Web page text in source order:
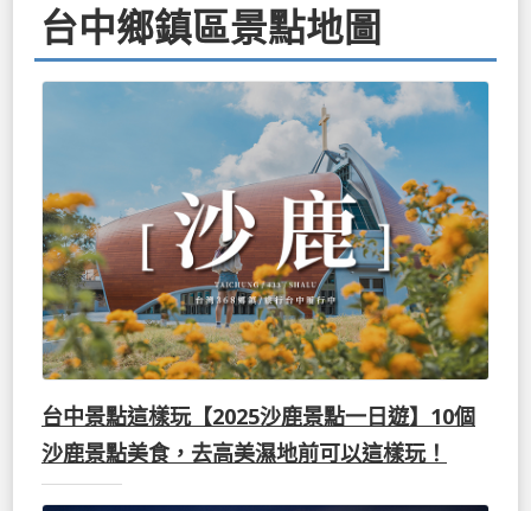
台中鄉鎮區景點地圖
台中景點這樣玩【2025沙鹿景點一日遊】10個
沙鹿景點美食，去高美濕地前可以這樣玩！